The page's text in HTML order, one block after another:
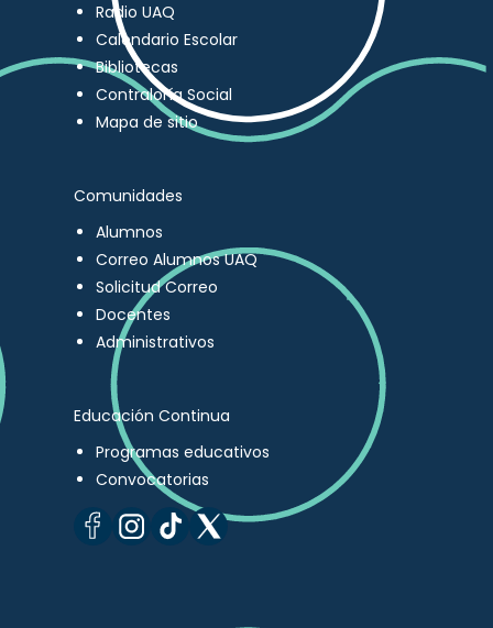
Radio UAQ
Calendario Escolar
Bibliotecas
Contraloría Social
Mapa de sitio
Comunidades
Alumnos
Correo Alumnos UAQ
Solicitud Correo
Docentes
Administrativos
Educación Continua
Programas educativos
Convocatorias